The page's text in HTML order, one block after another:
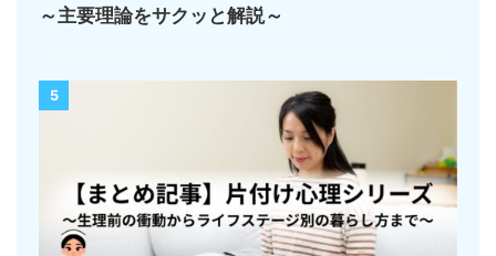
～主要理論をサクッと解説～
5